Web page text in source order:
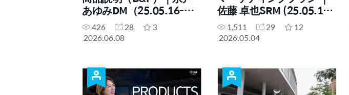
あゆみDM（25.05.16-九
州SA）
426 28
3
2026.06.08
佐藤 卓也SRM (25.05.16
九州SA)
1,511 29
12
2026.05.04